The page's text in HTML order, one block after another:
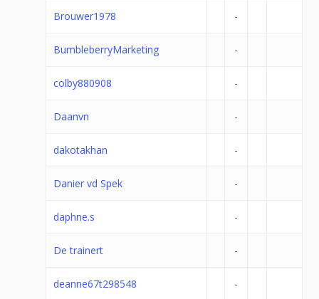
Brouwer1978 -
BumbleberryMarketing -
colby880908 -
Daanvn -
dakotakhan -
Danier vd Spek -
daphne.s -
De trainert -
deanne67t298548 -